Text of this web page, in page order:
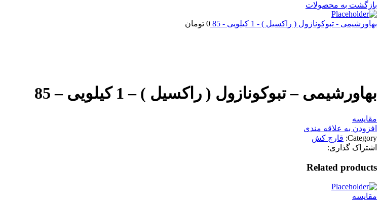
بازگشت به محصولات
بهاورشیمی - تبوکونازول ( راکسیل ) - 1 کیلویی - 85 0 تومان
بهاورشیمی – تبوکونازول ( راکسیل ) – 1 کیلویی – 85
مقایسه
افزودن به علاقه مندی
Category: قارچ کش
اشتراک گذاری:
Related products
مقایسه